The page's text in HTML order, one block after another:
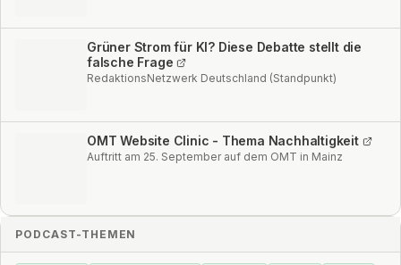
Grüner Strom für KI? Diese Debatte stellt die
falsche Frage
RedaktionsNetzwerk Deutschland (Standpunkt)
OMT Website Clinic - Thema Nachhaltigkeit
Auftritt am 25. September auf dem OMT in Mainz
PODCAST-THEMEN